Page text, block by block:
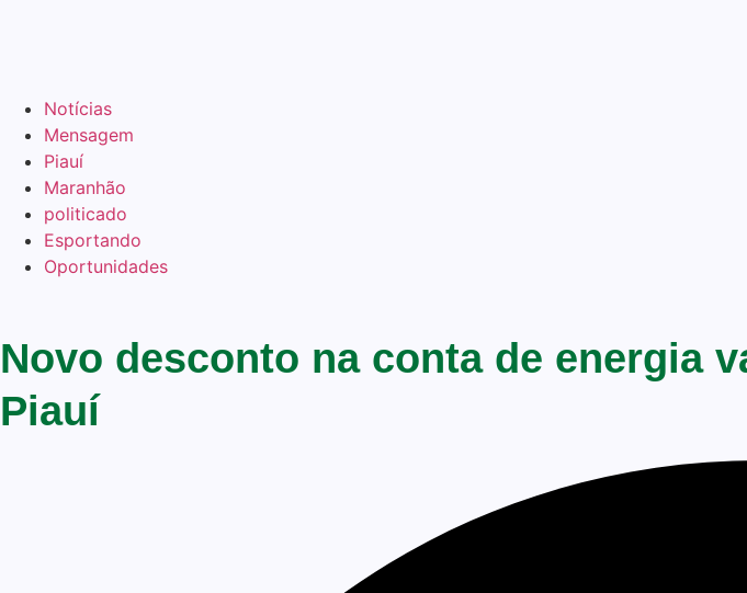
Notícias
Mensagem
Piauí
Maranhão
politicado
Esportando
Oportunidades
Novo desconto na conta de energia
Piauí